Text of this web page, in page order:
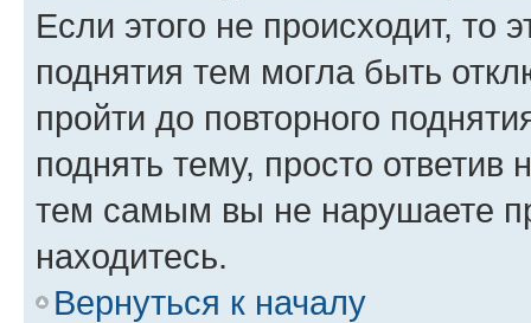
Если этого не происходит, то
поднятия тем могла быть
пройти до повторного
поднять тему, просто ответив
тем самым вы не нарушаете
находитесь.
Вернуться к началу